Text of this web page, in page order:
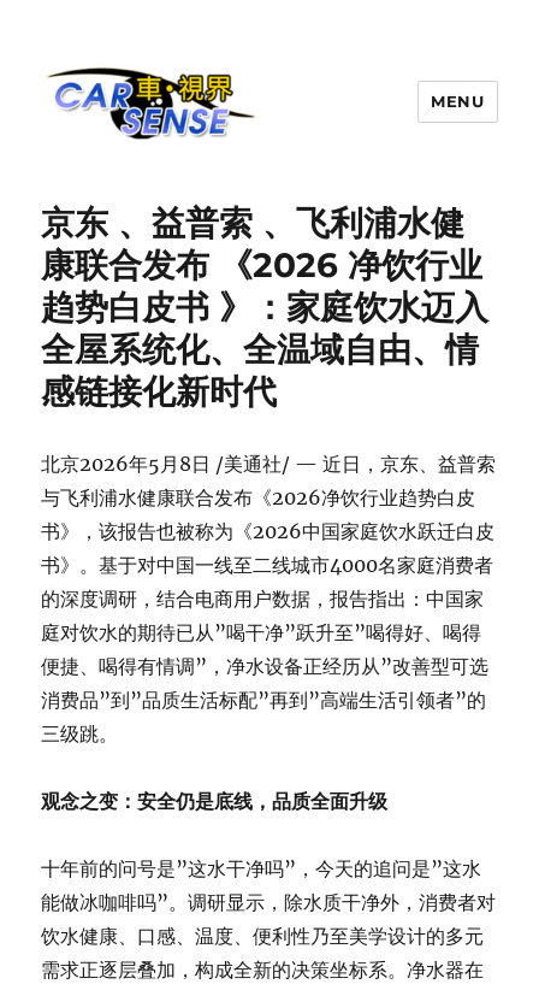
MENU
京东 、益普索 、飞利浦水健
康联合发布 《2026 净饮行业
趋势白皮书 》：家庭饮水迈入
全屋系统化、全温域自由、情
感链接化新时代
北京2026年5月8日 /美通社/ — 近日，京东、益普索
与飞利浦水健康联合发布《2026净饮行业趋势白皮
书》，该报告也被称为《2026中国家庭饮水跃迁白皮
书》。基于对中国一线至二线城市4000名家庭消费者
的深度调研，结合电商用户数据，报告指出：中国家
庭对饮水的期待已从”喝干净”跃升至”喝得好、喝得
便捷、喝得有情调”，净水设备正经历从”改善型可选
消费品”到”品质生活标配”再到”高端生活引领者”的
三级跳。
观念之变：安全仍是底线，品质全面升级
十年前的问号是”这水干净吗”，今天的追问是”这水
能做冰咖啡吗”。调研显示，除水质干净外，消费者对
饮水健康、口感、温度、便利性乃至美学设计的多元
需求正逐层叠加，构成全新的决策坐标系。净水器在